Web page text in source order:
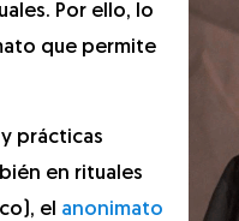
Por ello, lo
que permite
prácticas
en rituales
el anonimato